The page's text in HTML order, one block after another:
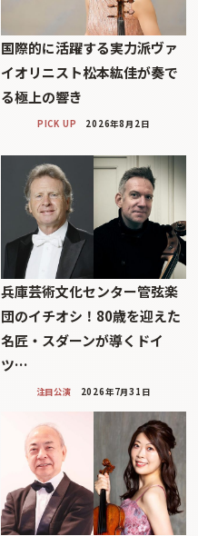
国際的に活躍する実力派ヴァ
イオリニスト松本紘佳が奏で
る極上の響き
PICK UP 2026年8月2日
兵庫芸術文化センター管弦楽
団のイチオシ！80歳を迎えた
名匠・スダーンが導くドイ
ツ…
注目公演 2026年7月31日